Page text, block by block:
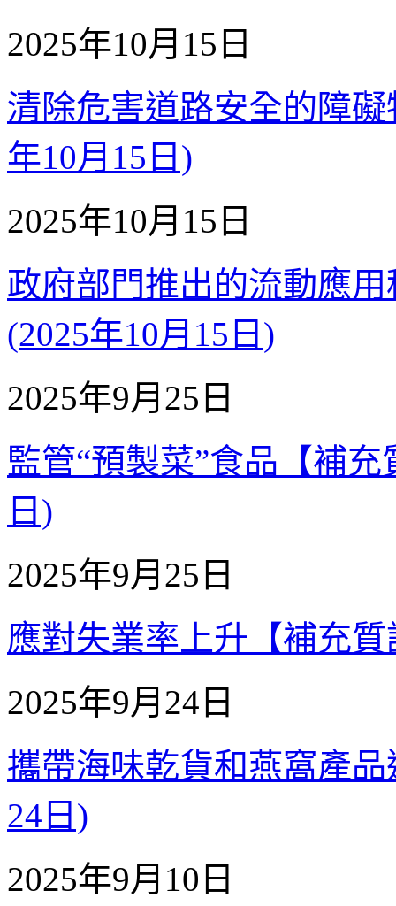
2025年10月15日
清除危害道路安全的障
年10月15日)
2025年10月15日
政府部門推出的流動應
(2025年10月15日)
2025年9月25日
監管“預製菜”食品【補
日)
2025年9月25日
應對失業率上升【補充
2025年9月24日
攜帶海味乾貨和燕窩產
24日)
2025年9月10日